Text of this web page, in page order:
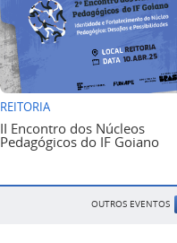
REITORIA
II Encontro dos Núcleos
Pedagógicos do IF Goiano
OUTROS EVENTOS